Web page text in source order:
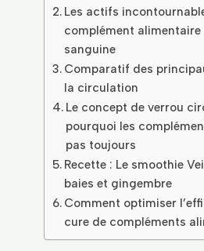
Les actifs
complément
sanguine
Comparatif des
la circulation
Le concept de verrou
pourquoi les
pas toujours
Recette : Le smoothie
baies et gingembre
Comment optimiser
cure de compléments